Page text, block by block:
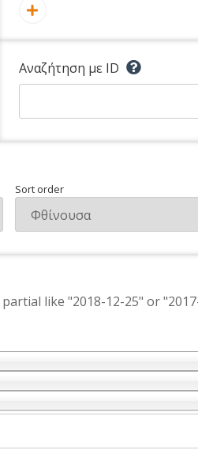
Αναζήτηση με ID
Sort order
like "2018-12-25" or